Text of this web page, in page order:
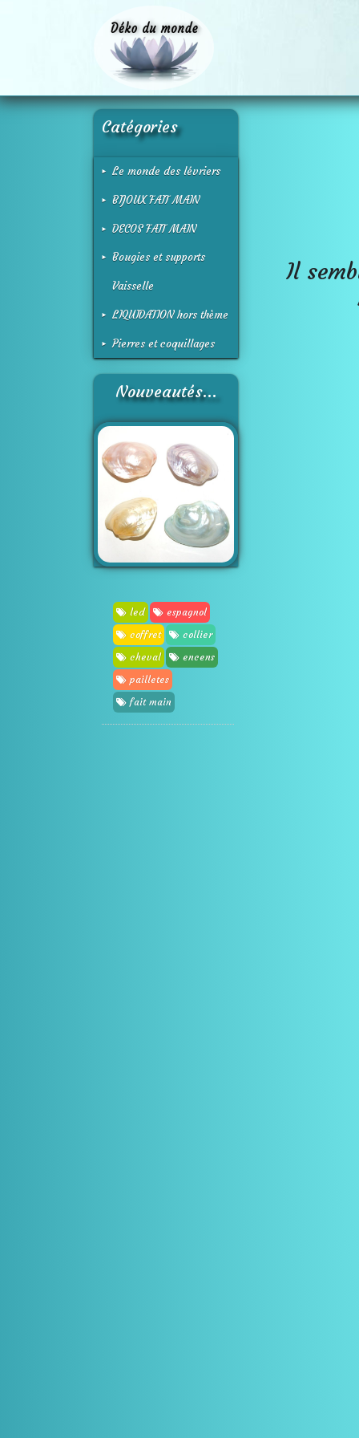
Catégories
Le monde des lévriers
BIJOUX FAIT MAIN
DECOS FAIT MAIN
Bougies et supports
Vaisselle
LIQUIDATION hors thème
Pierres et coquillages
Nouveautés...
led
espagnol
coffret
collier
cheval
encens
pailletes
fait main
Il